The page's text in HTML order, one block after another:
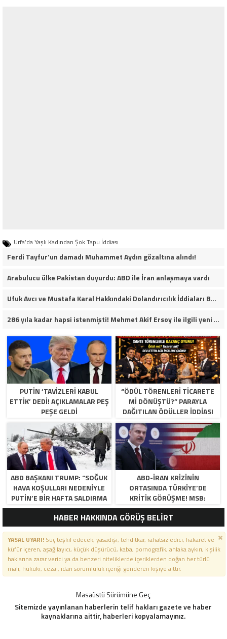
Urfa’da Yaşlı Kadından Şok Tapu İddiası
Ferdi Tayfur’un damadı Muhammet Aydın gözaltına alındı!
Arabulucu ülke Pakistan duyurdu: ABD ile İran anlaşmaya vardı
Ufuk Avcı ve Mustafa Karal Hakkındaki Dolandırıcılık İddiaları Büyüyor
286 yıla kadar hapsi istenmişti! Mehmet Akif Ersoy ile ilgili yeni gelişme
PUTIN ‘TAVIZLERI KABUL
ETTIK’ DEDI! AÇIKLAMALAR PEŞ
PEŞE GELDI
“ÖDÜL TÖRENLERİ TİCARETE
Mİ DÖNÜŞTÜ?” PARAYLA
DAĞITILAN ÖDÜLLER IDDIASI
GÜNDEMDE!
ABD BAŞKANI TRUMP: “SOĞUK
HAVA KOŞULLARI NEDENIYLE
PUTIN’E BIR HAFTA SALDIRMA
DEDIM, KABUL ETTI”
ABD-İRAN KRIZININ
ORTASINDA TÜRKIYE’DE
KRITIK GÖRÜŞME! MSB:
“BÖLGEDE ÇATIŞMA
ISTEMIYORUZ”
HABER HAKKINDA GÖRÜŞ BELİRT
YASAL UYARI!Suç teşkil edecek, yasadışı, tehditkar, rahatsız edici, hakaret ve
küfür içeren, aşağılayıcı, küçük düşürücü, kaba, pornografik, ahlaka aykırı, kişilik
haklarına zarar verici ya da benzeri niteliklerde içeriklerden doğan her türlü
mali, hukuki, cezai, idari sorumluluk içeriği gönderen kişiye aittir.
Masaüstü Sürümüne Geç
Sitemizde yayınlanan haberlerin telif hakları gazete ve haber
kaynaklarına aittir, haberleri kopyalamayınız.